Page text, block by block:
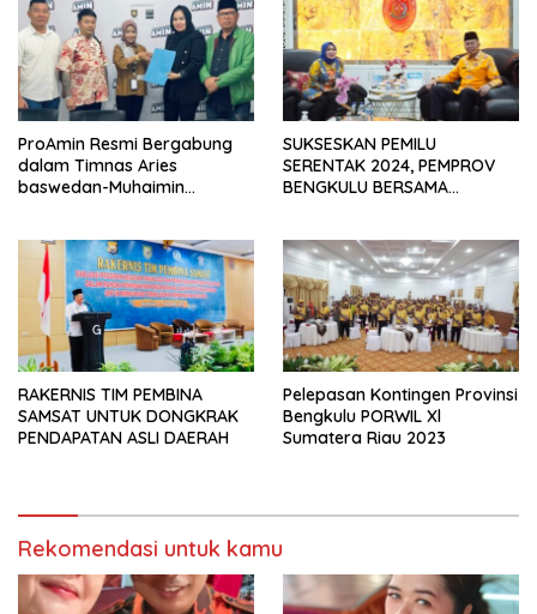
ProAmin Resmi Bergabung
dalam Timnas Aries
baswedan-Muhaimin
Cawapres 2024
SUKSESKAN PEMILU
SERENTAK 2024, PEMPROV
BENGKULU BERSAMA
RAKERNIS TIM PEMBINA
SAMSAT UNTUK DONGKRAK
PENDAPATAN ASLI DAERAH
Pelepasan Kontingen Provinsi
Bengkulu PORWIL Xl
Sumatera Riau 2023
Rekomendasi untuk kamu